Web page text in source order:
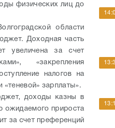
физических лиц до
области
Доходная часть
увеличена за счет
«закрепления
налогов на
зарплаты».
доходы казны в
ожидаемого прироста
за счет преференций